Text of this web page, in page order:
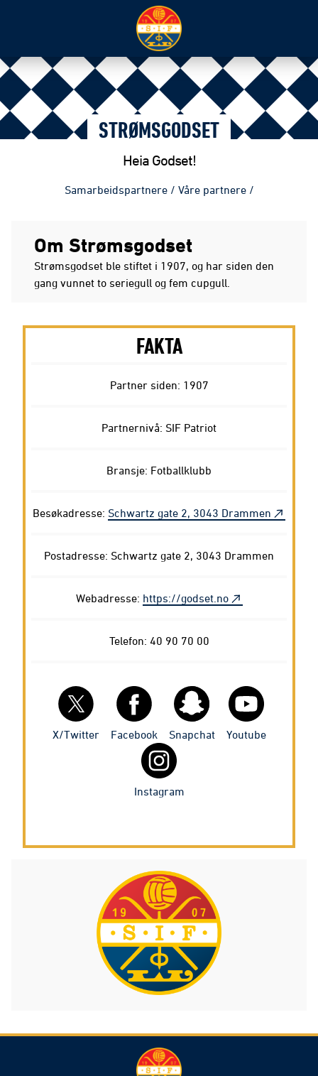
STRØMSGODSET
Heia Godset!
Samarbeidspartnere / Våre partnere /
Om Strømsgodset
Strømsgodset ble stiftet i 1907, og har siden den
gang vunnet to seriegull og fem cupgull.
FAKTA
Partner siden: 1907
Partnernivå: SIF Patriot
Bransje: Fotballklubb
Besøkadresse: Schwartz gate 2, 3043 Drammen
Postadresse: Schwartz gate 2, 3043 Drammen
Webadresse: https://godset.no
Telefon: 40 90 70 00
X/Twitter Facebook Snapchat Youtube
Instagram